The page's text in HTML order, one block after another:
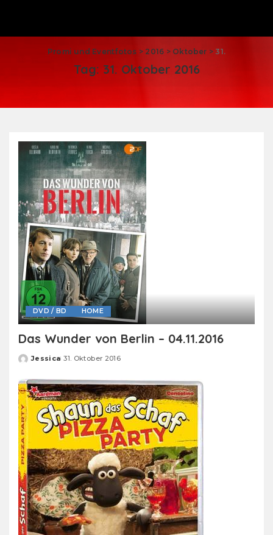
Promi und Eventfotos > 2016 > Oktober > 31.
Tag: 31. Oktober 2016
DVD / BD HOME
Das Wunder von Berlin – 04.11.2016
Posted
Jessica 31. Oktober 2016